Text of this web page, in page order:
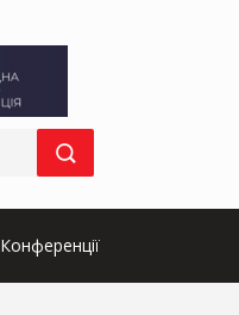
Конференції